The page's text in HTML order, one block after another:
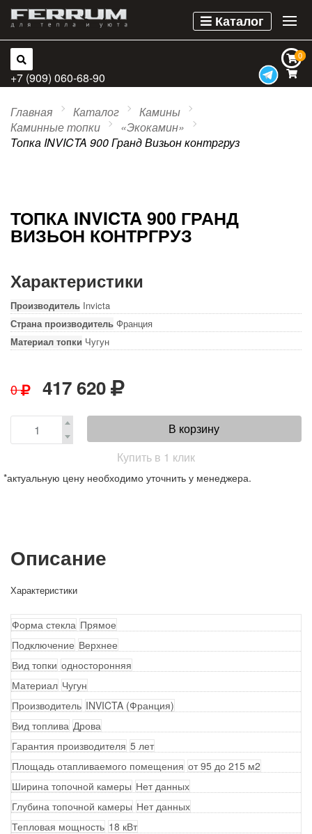
Каталог
0
0
+7 (909) 060-68-90
Главная Каталог
Камины
Каминные топки
«Экокамин»
Топка INVICTA 900 Гранд Визьон контргруз
ТОПКА INVICTA 900 ГРАНД
ВИЗЬОН КОНТРГРУЗ
Характеристики
Производитель Invicta
Страна производитель Франция
Материал топки Чугун
0 417 620
В корзину
Купить в 1 клик
*актуальную цену необходимо уточнить у менеджера.
Описание
Характеристики
Форма стекла Прямое
Подключение Верхнее
Вид топки односторонняя
Материал Чугун
Производитель INVICTA (Франция)
Вид топлива Дрова
Гарантия производителя 5 лет
Площадь отапливаемого помещения от 95 до 215 м2
Ширина топочной камеры Нет данных
Глубина топочной камеры Нет данных
Тепловая мощность 18 кВт